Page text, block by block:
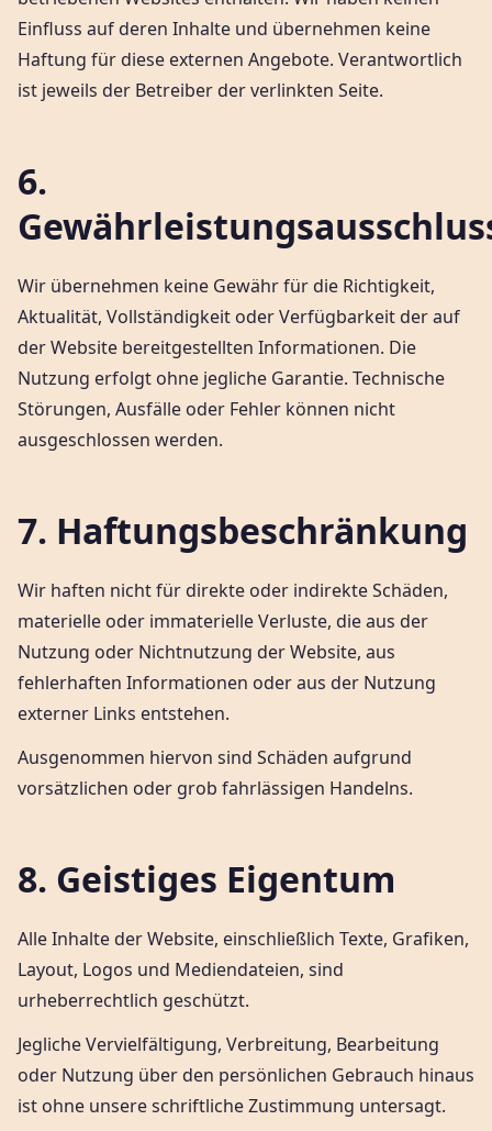
Einfluss auf deren Inhalte und übernehmen keine
Haftung für diese externen Angebote. Verantwortlich
ist jeweils der Betreiber der verlinkten Seite.
6.
Wir übernehmen keine Gewähr für die Richtigkeit,
Aktualität, Vollständigkeit oder Verfügbarkeit der auf
der Website bereitgestellten Informationen. Die
Nutzung erfolgt ohne jegliche Garantie. Technische
Störungen, Ausfälle oder Fehler können nicht
ausgeschlossen werden.
7. Haftungsbeschränkung
Wir haften nicht für direkte oder indirekte Schäden,
materielle oder immaterielle Verluste, die aus der
Nutzung oder Nichtnutzung der Website, aus
fehlerhaften Informationen oder aus der Nutzung
externer Links entstehen.
Ausgenommen hiervon sind Schäden aufgrund
vorsätzlichen oder grob fahrlässigen Handelns.
8. Geistiges Eigentum
Alle Inhalte der Website, einschließlich Texte, Grafiken,
Layout, Logos und Mediendateien, sind
urheberrechtlich geschützt.
Jegliche Vervielfältigung, Verbreitung, Bearbeitung
oder Nutzung über den persönlichen Gebrauch hinaus
ist ohne unsere schriftliche Zustimmung untersagt.